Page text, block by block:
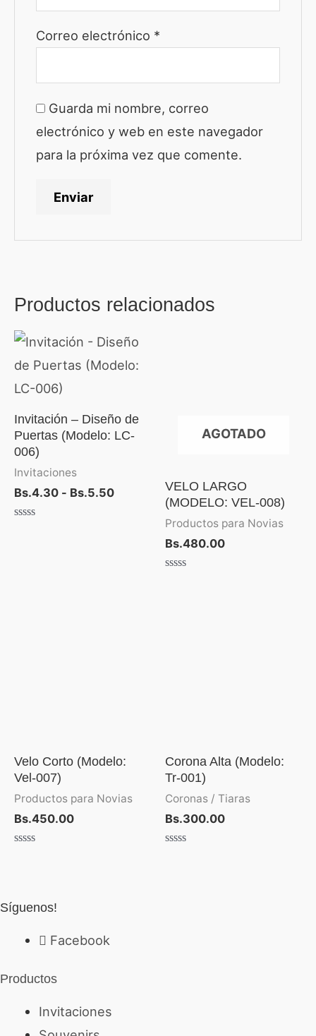
Correo electrónico *
Guarda mi nombre, correo
electrónico y web en este navegador
para la próxima vez que comente.
Productos relacionados
Invitación – Diseño de
Puertas (Modelo: LC-
006)
Invitaciones
Bs.4.30 - Bs.5.50
Rango
de
precios:
hasta
Bs.5.50
AGOTADO
VELO LARGO
(MODELO: VEL-008)
Productos para Novias
Bs.480.00
Velo Corto (Modelo:
Vel-007)
Productos para Novias
Bs.450.00
Corona Alta (Modelo:
Tr-001)
Coronas / Tiaras
Bs.300.00
Síguenos!
Facebook
Productos
Invitaciones